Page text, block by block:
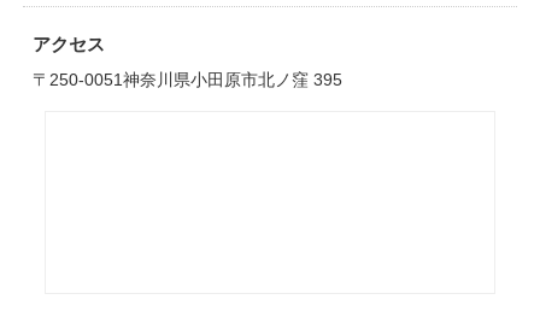
アクセス
〒250-0051神奈川県小田原市北ノ窪 395